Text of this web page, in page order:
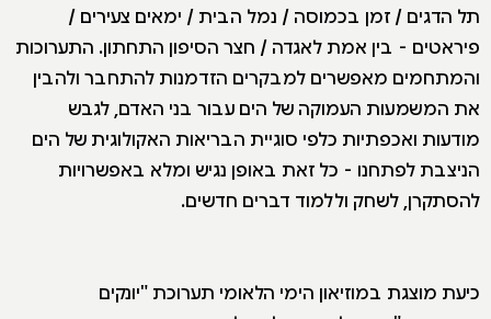
תל הדגים / זמן בכמוסה / נמל הבית / ימאים צעירים /
פיראטים - בין אמת לאגדה / חצר הסיפון התחתון. התערוכות
והמתחמים מאפשרים למבקרים הזדמנות להתחבר ולהבין
את המשמעות העמוקה של הים עבור בני האדם, לגבש
מודעות ואכפתיות כלפי סוגיית הבריאות האקולוגית של הים
הניצבת לפתחנו - כל זאת באופן נגיש ומלא באפשרויות
להסתקרן, לשחק וללמוד דברים חדשים.
כיעת מוצגת במוזיאון הימי הלאומי תערוכת "יונקים